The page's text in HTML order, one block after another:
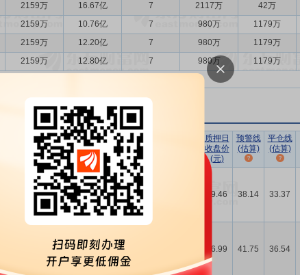
2159万 16.67亿 7 2117万 42万
2159万 10.76亿 7 980万 1179万
2159万 12.20亿 7 980万 1179万
2159万 12.80亿 7 980万 1179万
质押机构 质押原因
质押日
收盘价
(元)
预警线
(估算)
平仓线
(估算)
中国银河证券
股份有限公司
青岛惠城信德控股有限
公司质押股份给中国银
河证券股份有限公司用
于支持上市公司生产经
营、股权类投资
79.46 38.14 33.37
中国银河证券
股份有限公司
公司质押股份给中国银
河证券股份有限公司用
于支持上市公司生产经
营
86.99 41.75 36.54